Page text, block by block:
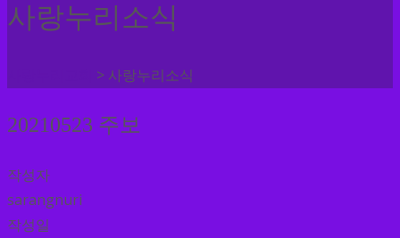
사랑누리소식
> 사랑누리소식
20210523 주보
작성자
sarangnuri
작성일